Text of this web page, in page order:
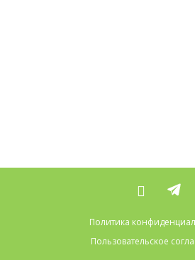
Политика
Пользовательское